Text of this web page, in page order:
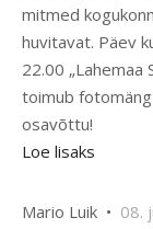
mitmed
huvitavat. Päev
22.00 „Lahemaa
toimub fotomäng
osavõttu!
Loe lisaks
Mario Luik • 08.